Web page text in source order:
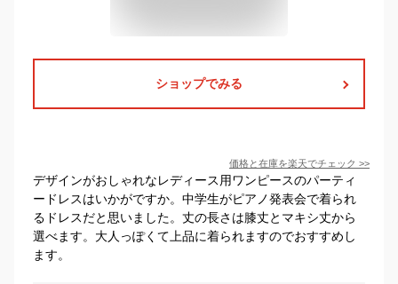
ショップでみる
価格と在庫を楽天でチェック >>
デザインがおしゃれなレディース用ワンピースのパーティ
ードレスはいかがですか。中学生がピアノ発表会で着られ
るドレスだと思いました。丈の長さは膝丈とマキシ丈から
選べます。大人っぽくて上品に着られますのでおすすめし
ます。